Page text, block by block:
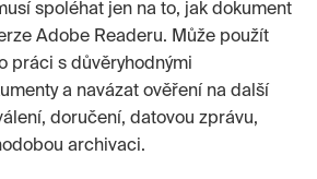
spoléhat jen na to, jak dokument
Adobe Readeru. Může použít
práci s důvěryhodnými
a navázat ověření na další
doručení, datovou zprávu,
archivaci.